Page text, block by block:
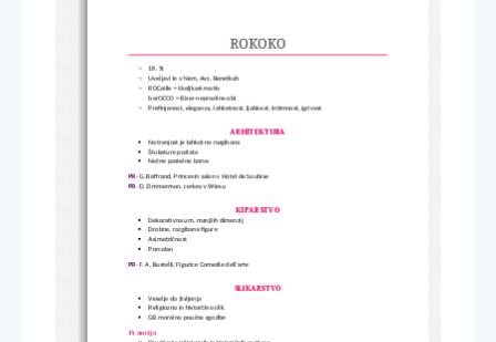
ROKOKO
~
18. St
~
Uveljavi le v Nem, Avs, Benetkah
~
ROCaille = školjkast motiv
barOCCO = Biser nepravilne obl.
~
Prefinjenost, eleganca, lahkotnost, ljubkost, intimnost, igrivost
ARHITEKTURA
 Notranjost je lahkotno razgibana
 Štukature pozlata

Nežne pastelne barve
PR: G. Boffrand, Princesin salon v Hotel de Soubise
PR: D. Zimmerman, cerkev v Wiesu
KIPARSTVO

Dekorativna um. manjših dimenzij

Drobne, razgibane figure

Asimetričnost

Porcelan
PR: F. A. Bustelli, Figurice Comedie dell'arte
SLIKARSTVO
 Veselje do življenja
 Religiozno in historčino slik.

GB moralno poučne zgodbe
Francija